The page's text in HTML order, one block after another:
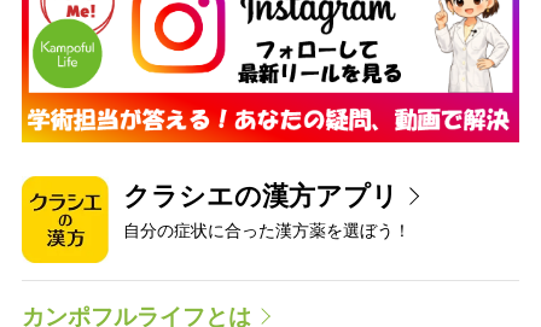
クラシエの漢方アプリ
自分の症状に合った漢方薬を選ぼう！
カンポフルライフとは